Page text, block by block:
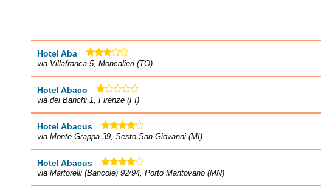
Hotel Aba
via Villafranca 5, Moncalieri (TO)
Hotel Abaco
via dei Banchi 1, Firenze (FI)
Hotel Abacus
via Monte Grappa 39, Sesto San Giovanni (MI)
Hotel Abacus
via Martorelli (Bancole) 92/94, Porto Mantovano (MN)